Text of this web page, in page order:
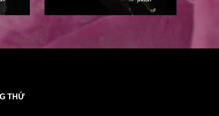
THỨ